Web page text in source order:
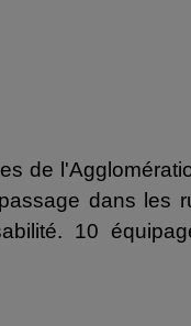
de
dans les
10